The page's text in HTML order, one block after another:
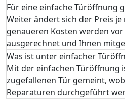
Für eine einfache Türöffnung
Weiter ändert sich der Preis
genaueren Kosten werden
ausgerechnet und Ihnen
Was ist unter einfacher
Mit der einfachen Türöffnung
zugefallenen Tür gemeint,
Reparaturen durchgeführt